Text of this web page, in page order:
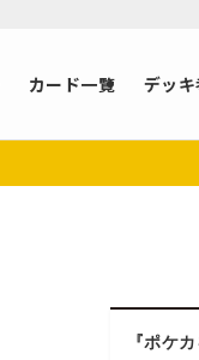
カード一覧 デッ
『ポケ